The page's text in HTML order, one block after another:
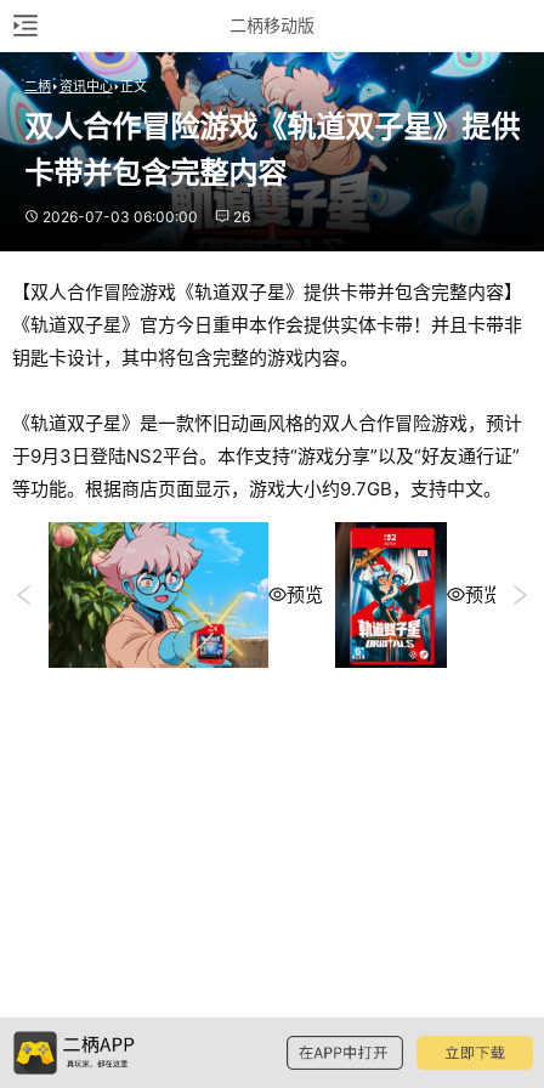
二柄移动版
二柄 资讯中心 正文
双人合作冒险游戏《轨道双子星》提供
卡带并包含完整内容
2026-07-03 06:00:00 26
【双人合作冒险游戏《轨道双子星》提供卡带并包含完整内容】
《轨道双子星》官方今日重申本作会提供实体卡带！并且卡带非
钥匙卡设计，其中将包含完整的游戏内容。
《轨道双子星》是一款怀旧动画风格的双人合作冒险游戏，预计
于9月3日登陆NS2平台。本作支持“游戏分享”以及“好友通行证”
等功能。根据商店页面显示，游戏大小约9.7GB，支持中文。
预览 预览